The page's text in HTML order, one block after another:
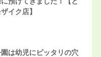
イク店】
園は幼児にピッタリの穴